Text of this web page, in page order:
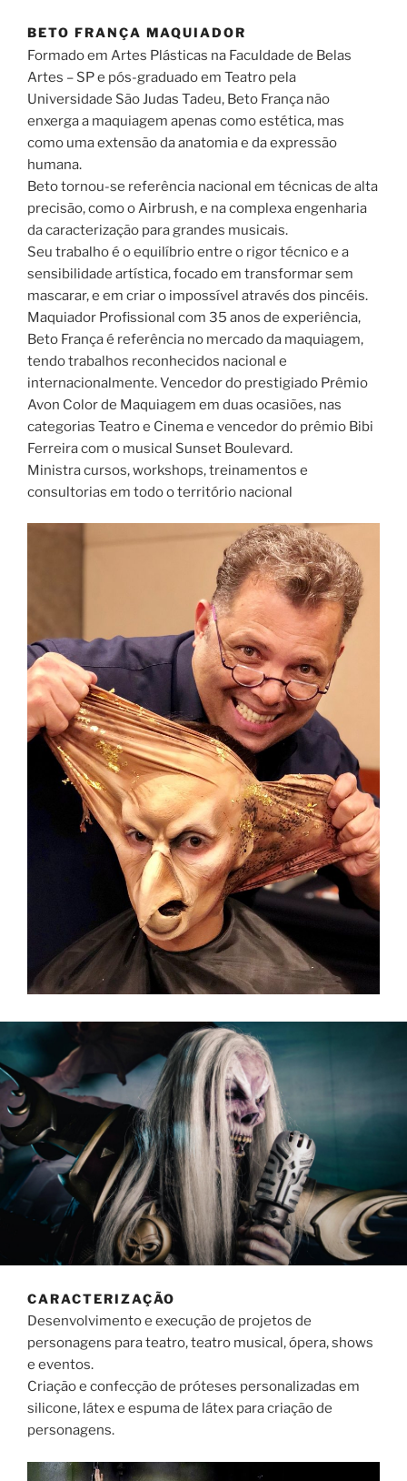
BETO FRANÇA MAQUIADOR
Formado em Artes Plásticas na Faculdade de Belas
Artes – SP e pós-graduado em Teatro pela
Universidade São Judas Tadeu, Beto França não
enxerga a maquiagem apenas como estética, mas
como uma extensão da anatomia e da expressão
humana.
Beto tornou-se referência nacional em técnicas de alta
precisão, como o Airbrush, e na complexa engenharia
da caracterização para grandes musicais.
Seu trabalho é o equilíbrio entre o rigor técnico e a
sensibilidade artística, focado em transformar sem
mascarar, e em criar o impossível através dos pincéis.
Maquiador Profissional com 35 anos de experiência,
Beto França é referência no mercado da maquiagem,
tendo trabalhos reconhecidos nacional e
internacionalmente. Vencedor do prestigiado Prêmio
Avon Color de Maquiagem em duas ocasiões, nas
categorias Teatro e Cinema e vencedor do prêmio Bibi
Ferreira com o musical Sunset Boulevard.
Ministra cursos, workshops, treinamentos e
consultorias em todo o território nacional
CARACTERIZAÇÃO
Desenvolvimento e execução de projetos de
personagens para teatro, teatro musical, ópera, shows
e eventos.
Criação e confecção de próteses personalizadas em
silicone, látex e espuma de látex para criação de
personagens.